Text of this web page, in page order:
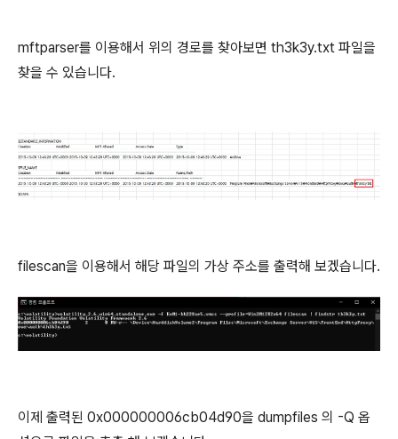
mftparser를 이용해서 위의 경로를 찾아보면 th3k3y.txt 파일을
찾을 수 있습니다.
filescan을 이용해서 해당 파일의 가상 주소를 출력해 보겠습니다.
이제 출력된 0x000000006cb04d90을 dumpfiles 의 -Q 옵